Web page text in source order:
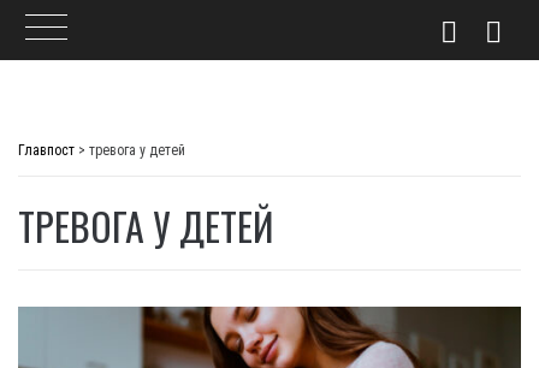
Главпост > тревога у детей
ТРЕВОГА У ДЕТЕЙ